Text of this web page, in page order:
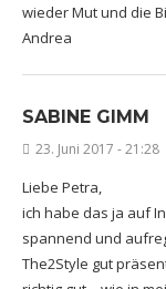
wieder Mut und die
Andrea
SABINE GIMM
23. Juni 2017 - 21:28
Liebe Petra,
ich habe das ja auf
spannend und
The2Style gut